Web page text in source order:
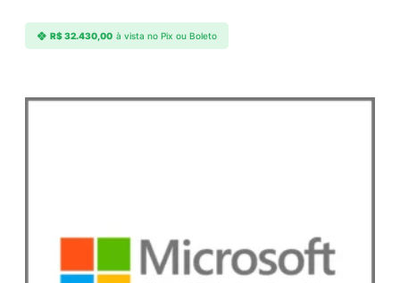
R$32.430,00 à vista no Pix ou Boleto